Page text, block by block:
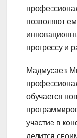
позволяют
прогрессу и
Мадмусаев
обучается
участие в
делится